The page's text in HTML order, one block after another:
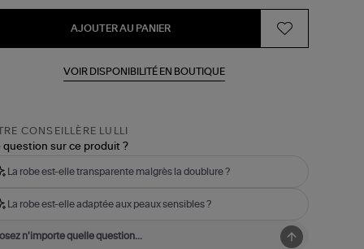
AJOUTER AU PANIER
VOIR DISPONIBILITÉ EN BOUTIQUE
CONSEILLÈRE LULLI
question sur ce produit ?
La robe est-elle transparente malgrès la doublure ?
La robe est-elle adaptée aux peaux sensibles ?